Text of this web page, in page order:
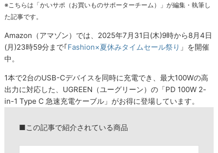
※こちらは「かいサポ（お買いものサポーターチーム）」が編集・執筆し
た記事です。
Amazon（アマゾン）では、2025年7月31日(木)9時から8月4日
(月)23時59分まで｢Fashion×夏休みタイムセール祭り 」を開催
中。
1本で2台のUSB-Cデバイスを同時に充電でき、最大100Wの高
出力に対応した、UGREEN（ユーグリーン）の「PD 100W 2-
in-1 Type C 急速充電ケーブル」がお得に登場しています。
■この記事で紹介されている商品